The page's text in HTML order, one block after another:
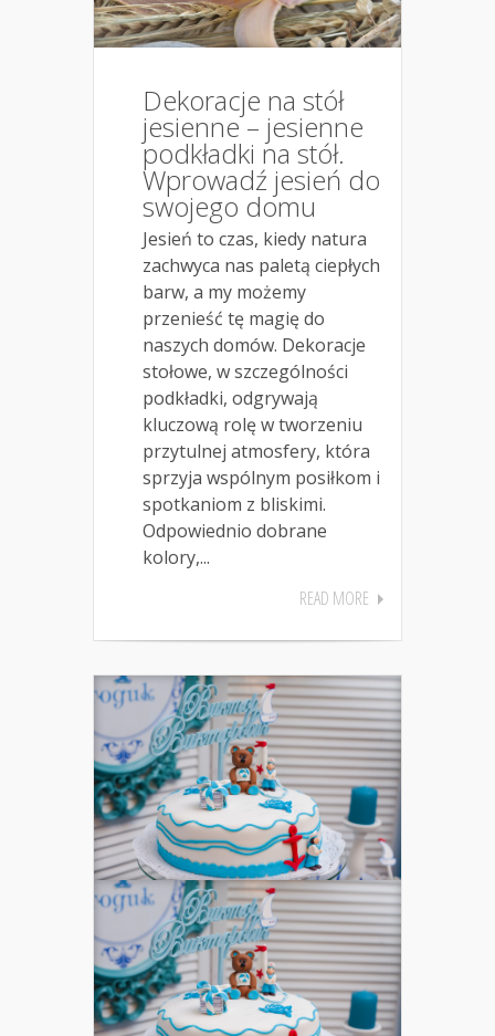
Dekoracje na stół
jesienne – jesienne
podkładki na stół.
Wprowadź jesień do
swojego domu
Jesień to czas, kiedy natura
zachwyca nas paletą ciepłych
barw, a my możemy
przenieść tę magię do
naszych domów. Dekoracje
stołowe, w szczególności
podkładki, odgrywają
kluczową rolę w tworzeniu
przytulnej atmosfery, która
sprzyja wspólnym posiłkom i
spotkaniom z bliskimi.
Odpowiednio dobrane
kolory,...
READ MORE